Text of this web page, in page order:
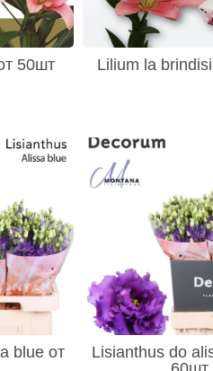
50шт Lilium la
blue от
Lisianthus do